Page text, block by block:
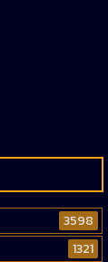
3598
1321